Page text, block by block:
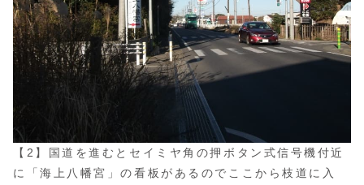
【2】国道を進むとセイミヤ角の押ボタン式信号機付近
に「海上八幡宮」の看板があるのでここから枝道に入